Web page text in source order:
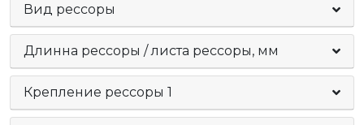
Вид рессоры
Длинна рессоры / листа рессоры, мм
Крепление рессоры 1